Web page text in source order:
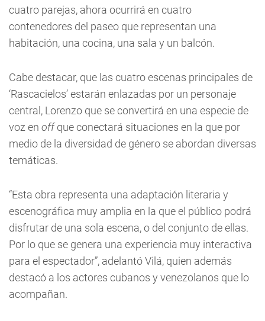
cuatro parejas, ahora ocurrirá en cuatro
contenedores del paseo que representan una
habitación, una cocina, una sala y un balcón.
Cabe destacar, que las cuatro escenas principales de
‘Rascacielos’ estarán enlazadas por un personaje
central, Lorenzo que se convertirá en una especie de
voz en offque conectará situaciones en la que por
medio de la diversidad de género se abordan diversas
temáticas.
“Esta obra representa una adaptación literaria y
escenográfica muy amplia en la que el público podrá
disfrutar de una sola escena, o del conjunto de ellas.
Por lo que se genera una experiencia muy interactiva
para el espectador”, adelantó Vilá, quien además
destacó a los actores cubanos y venezolanos que lo
acompañan.